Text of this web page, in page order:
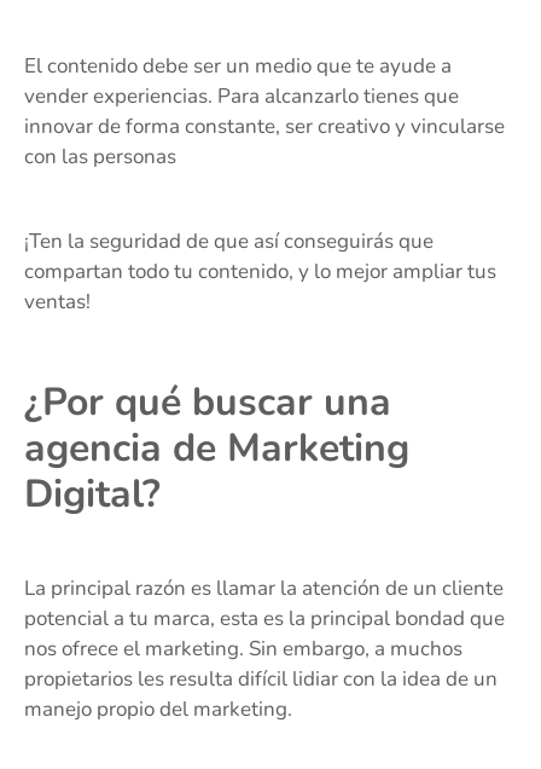
El contenido debe ser un medio que te ayude a
vender experiencias. Para alcanzarlo tienes que
innovar de forma constante, ser creativo y vincularse
con las personas
¡Ten la seguridad de que así conseguirás que
compartan todo tu contenido, y lo mejor ampliar tus
ventas!
¿Por qué buscar una
agencia de Marketing
Digital?
La principal razón es llamar la atención de un cliente
potencial a tu marca, esta es la principal bondad que
nos ofrece el marketing. Sin embargo, a muchos
propietarios les resulta difícil lidiar con la idea de un
manejo propio del marketing.